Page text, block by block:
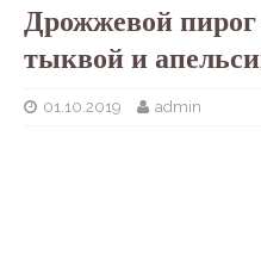
Дрожжевой пирог
тыквой и
01.10.2019 admin